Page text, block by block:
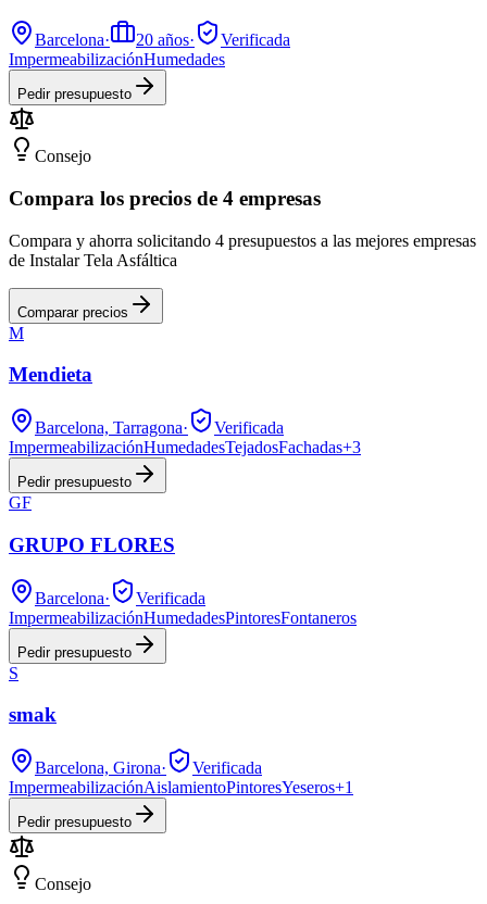
Barcelona· 20 años·
Verificada
ImpermeabilizaciónHumedades
Pedir presupuesto
Consejo
Compara los precios de 4 empresas
Compara y ahorra solicitando 4 presupuestos a las mejores empresas
de Instalar Tela Asfáltica
Comparar precios
M
Mendieta
Barcelona, Tarragona·
Verificada
ImpermeabilizaciónHumedadesTejadosFachadas+3
Pedir presupuesto
GF
GRUPO FLORES
Barcelona·
Verificada
ImpermeabilizaciónHumedadesPintoresFontaneros
Pedir presupuesto
S
smak
Barcelona, Girona·
Verificada
ImpermeabilizaciónAislamientoPintoresYeseros+1
Pedir presupuesto
Consejo